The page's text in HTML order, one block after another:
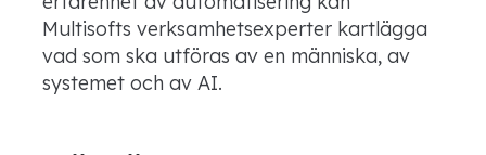
Multisofts verksamhetsexperter kartlägga
vad som ska utföras av en människa, av
systemet och av AI.